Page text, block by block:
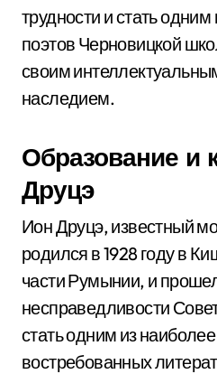
трудности и стать
поэтов Черновицкой
своим
наследием.
Образование и
Друцэ
Ион Друцэ, известный
родился в 1928 году в
части Румынии, и
несправедливости
стать одним из
востребованных